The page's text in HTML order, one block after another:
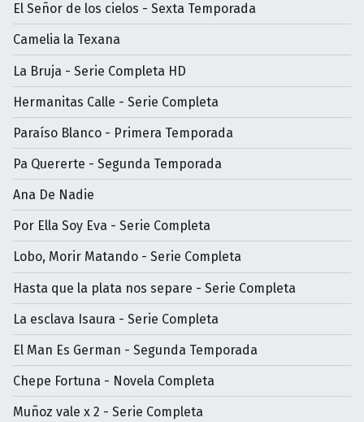
El Señor de los cielos - Sexta Temporada
Camelia la Texana
La Bruja - Serie Completa HD
Hermanitas Calle - Serie Completa
Paraíso Blanco - Primera Temporada
Pa Quererte - Segunda Temporada
Ana De Nadie
Por Ella Soy Eva - Serie Completa
Lobo, Morir Matando - Serie Completa
Hasta que la plata nos separe - Serie Completa
La esclava Isaura - Serie Completa
El Man Es German - Segunda Temporada
Chepe Fortuna - Novela Completa
Muñoz vale x 2 - Serie Completa